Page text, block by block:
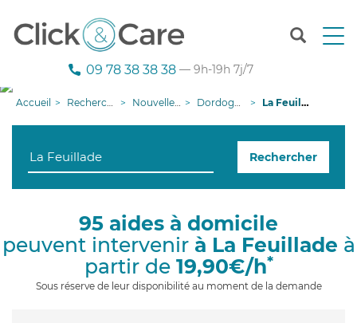
T
n
g
i
09 78 38 38 38 — 9h-19h 7j/7
Accueil Recherche aide à domicile Nouvelle-Aquitaine Dordogne La Feuillade
Rechercher
95 aides à domicile
peuvent intervenir à La Feuillade à
partir de 19,90€/h*
Sous réserve de leur disponibilité au moment de la demande